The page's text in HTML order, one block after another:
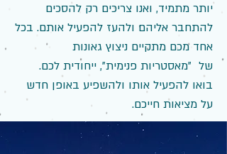
יותר מתמיד, ואנו צריכים רק להסכים
להתחבר אליהם ולהעז להפעיל אותם. בכל
אחד מכם מתקיים ניצוץ גאונות
של "מאסטריות פנימית", ייחודית לכם.
בואו להפעיל אותו ולהשפיע באופן חדש
על מציאות חייכם.